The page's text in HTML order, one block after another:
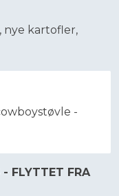
nye kartofler,
-
FLYTTET FRA